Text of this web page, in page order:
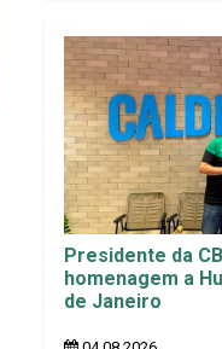
Presidente da
homenagem a
de Janeiro